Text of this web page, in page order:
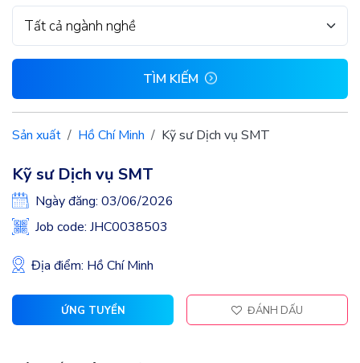
Tất cả ngành nghề
TÌM KIẾM
Sản xuất Hồ Chí Minh Kỹ sư Dịch vụ SMT
Kỹ sư Dịch vụ SMT
Ngày đăng: 03/06/2026
Job code: JHC0038503
Địa điểm: Hồ Chí Minh
ỨNG TUYỂN ĐÁNH DẤU